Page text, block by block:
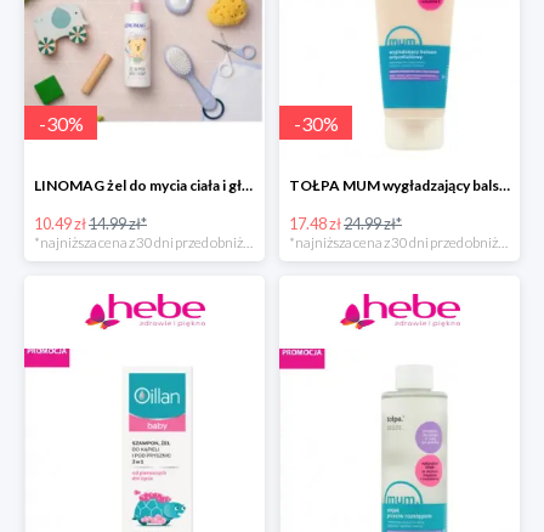
-30%
LINOMAG żel do mycia ciała i głowy dla dzieci i niemowląt
10.49 zł14.99 zł*
*najniższa cena z 30 dni przed obniżką
-30%
TOŁPA MUM wygładzający balsam antycellulitowy do ciała
17.48 zł24.99 zł*
*najniższa cena z 30 dni przed obniżką